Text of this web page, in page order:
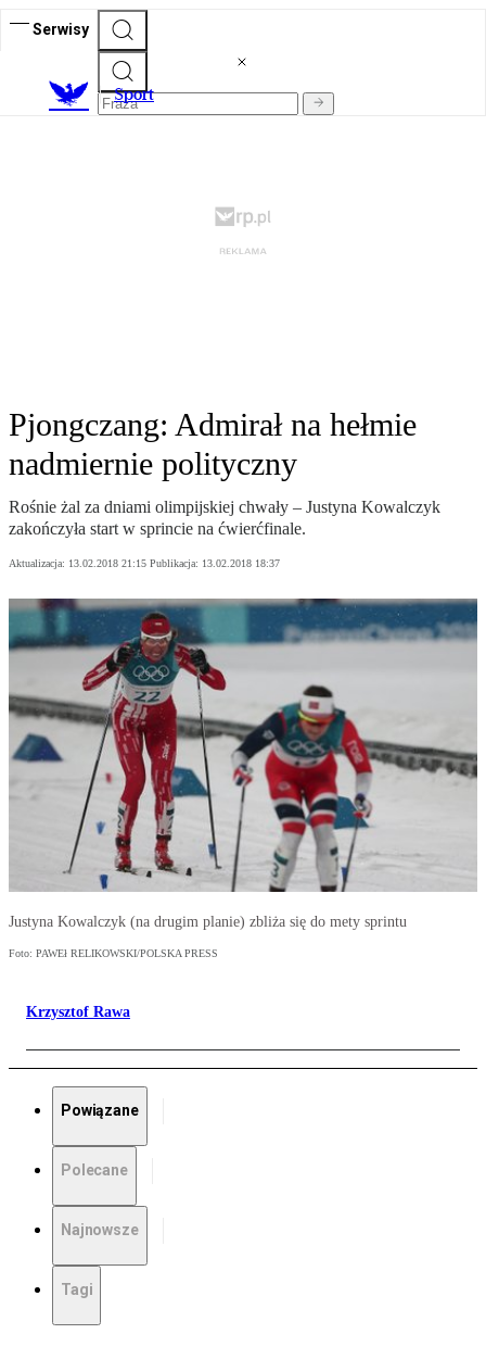
Serwisy
Sport
Pjongczang: Admirał na hełmie
nadmiernie polityczny
Rośnie żal za dniami olimpijskiej chwały – Justyna Kowalczyk
zakończyła start w sprincie na ćwierćfinale.
Aktualizacja: 13.02.2018 21:15 Publikacja: 13.02.2018 18:37
Justyna Kowalczyk (na drugim planie) zbliża się do mety sprintu
Foto: PAWEł RELIKOWSKI/POLSKA PRESS
Krzysztof Rawa
Powiązane
Polecane
Najnowsze
Tagi